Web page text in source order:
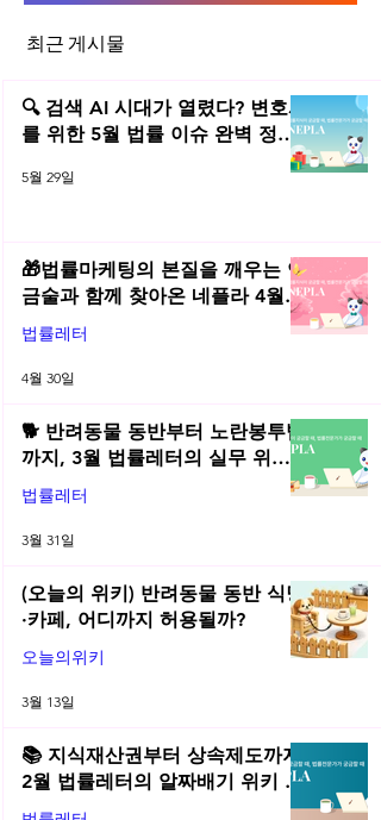
권성 소송의 쟁점
최근 게시물
🔍 검색 AI 시대가 열렸다? 변호사
를 위한 5월 법률 이슈 완벽 정리 |
5월 29일
🎁법률마케팅의 본질을 깨우는 연
금술과 함께 찾아온 네플라 4월
법률레터
법률레터
4월 30일
🐕 반려동물 동반부터 노란봉투법
까지, 3월 법률레터의 실무 위키
총정리! | 2026년 3월 네플라 법률
레터
법률레터
3월 31일
(오늘의 위키) 반려동물 동반 식당
·카페, 어디까지 허용될까?
오늘의위키
3월 13일
📚 지식재산권부터 상속제도까지,
2월 법률레터의 알짜배기 위키 모
음! | 2026년 2월 네플라 법률레터